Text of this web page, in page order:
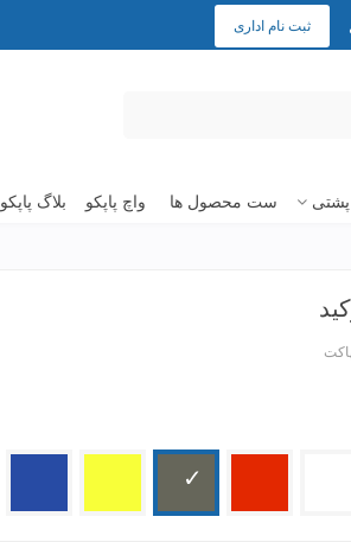
ثبت نام اداری
ست محصول ها واچ پاپکو بلاگ پاپکو